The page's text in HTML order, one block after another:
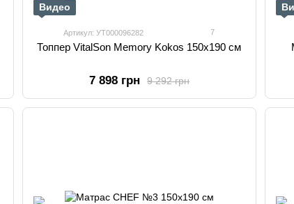
Видео
Артикул: УТ000096282 7
Топпер VitalSon Memory Kokos 150х190 см
9 292 грн
7 898 грн